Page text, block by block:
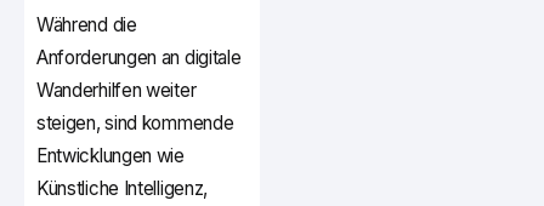
Während die
Anforderungen an digitale
Wanderhilfen weiter
steigen, sind kommende
Entwicklungen wie
Künstliche Intelligenz,